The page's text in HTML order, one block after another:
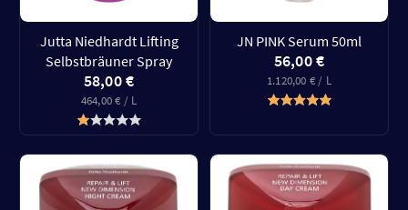
Jutta Niedhardt Lifting
Selbstbräuner Spray
58,00 €
464,00 € / L
JN PINK Serum 50ml
56,00 €
1.120,00 € / L